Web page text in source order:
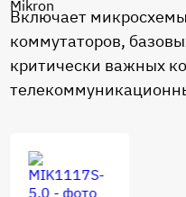
Включает
коммутаторов,
критически важных